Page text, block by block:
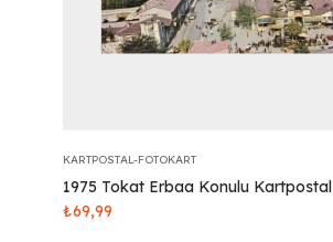
KARTPOSTAL-FOTOKART
1975 Tokat Erbaa Konulu Kartpostal
₺69,99